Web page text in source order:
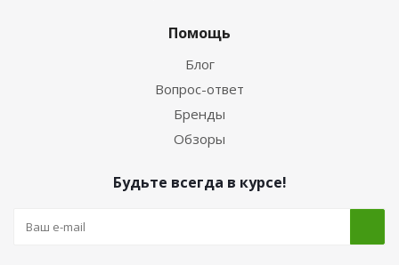
Помощь
Блог
Вопрос-ответ
Бренды
Обзоры
Будьте всегда в курсе!